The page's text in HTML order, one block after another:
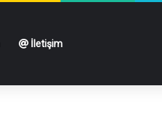
İletişim